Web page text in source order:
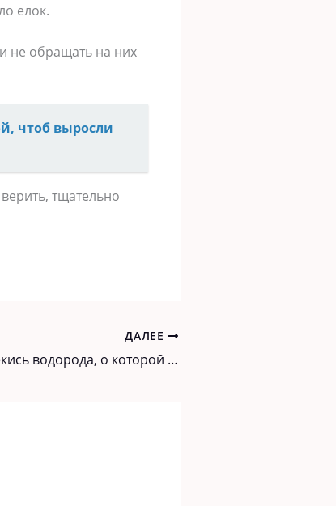
елок.
не обращать на них
чтоб выросли
тщательно
ДАЛЕЕ
Иcцеляющaя перекиcь водородa, о которой не говорят, потому что она дешевая